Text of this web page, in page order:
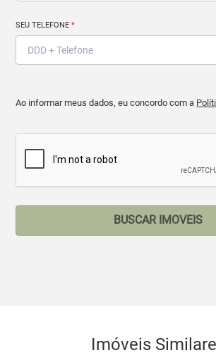
SEU TELEFONE*
Ao informar meus dados, eu concordo com a
BUSCAR IMOVEIS
Imóveis